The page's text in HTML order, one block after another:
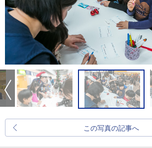
この写真の記事へ